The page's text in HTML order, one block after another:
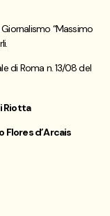
“Massimo
di Roma n. 13/08 del
Riotta
Flores d’Arcais